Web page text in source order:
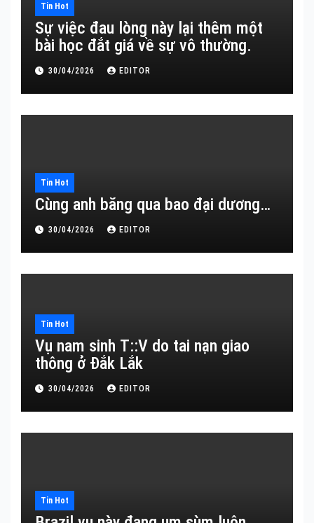
Tin Hot
Sự việc đau lòng này lại thêm một
bài học đắt giá về sự vô thường.
30/04/2026 EDITOR
Tin Hot
Cùng anh băng qua bao đại dương…
30/04/2026 EDITOR
Tin Hot
Vụ nam sinh T::V do tai nạn giao
thông ở Đắk Lắk
30/04/2026 EDITOR
Tin Hot